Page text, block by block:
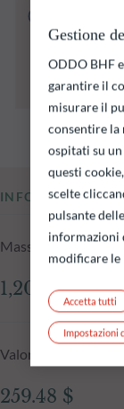
rischio di
indicativi di
tempo.
INFORMAZIONI
Masse in gestione
1,205.36 mln
Valore patrimoniale
259.48 $
Gestione
ODDO BHF
garantire il
misurare il
consentire
ospitati su
questi
scelte
pulsante
informazioni
modificare le
Accetta tutti
Impostazioni